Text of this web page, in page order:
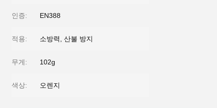
인증: EN388
적용: 소방력, 산불 방지
무게: 102g
색상: 오렌지